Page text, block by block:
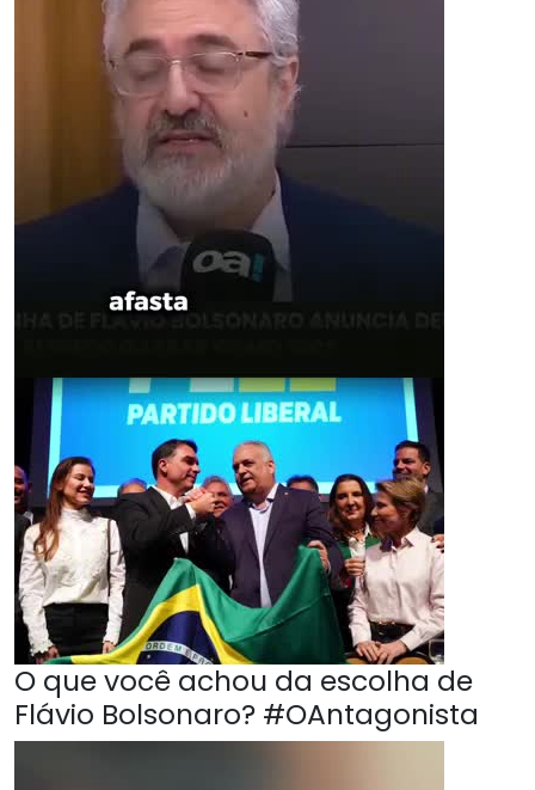
O que você achou da escolha de
Flávio Bolsonaro? #OAntagonista